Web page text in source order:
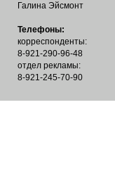
Галина Эйсмонт
Телефоны:
корреспонденты:
8-921-290-96-48
отдел рекламы:
8-921-245-70-90